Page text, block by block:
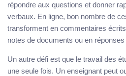
répondre aux questions et donner
verbaux. En ligne, bon nombre de
transforment en commentaires
notes de documents ou en
Un autre défi est que le travail des
une seule fois. Un enseignant peut